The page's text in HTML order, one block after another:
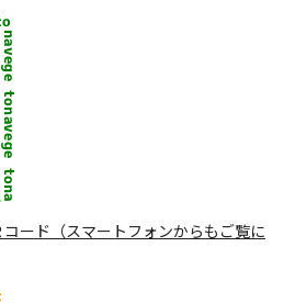
ード（スマートフォンからもご覧に